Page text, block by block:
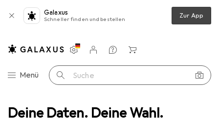
Deine Daten. Deine Wahl.
Galaxus
Schneller finden und bestellen Zur App
Navigation nach Kategorien
Menü Suche
Einstellungen
Kundenkonto
Vergleichslisten
Merklisten
Warenkorb
Rohde & Schwarz Two-channel power supply, 0 V to 20 V,ma